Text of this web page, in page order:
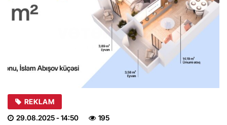
REKLAM
29.08.2025- 14:50 195